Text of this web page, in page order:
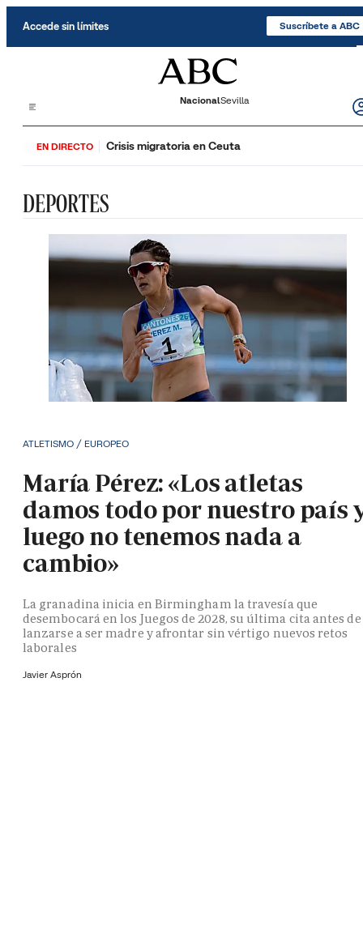
Accede sin límites Suscríbete a ABC
NacionalSevilla
EN DIRECTO Crisis migratoria en Ceuta
DEPORTES
ATLETISMO / EUROPEO
María Pérez: «Los atletas
damos todo por nuestro país
luego no tenemos nada a
cambio»
La granadina inicia en Birmingham la travesía que
desembocará en los Juegos de 2028, su última cita antes de
lanzarse a ser madre y afrontar sin vértigo nuevos retos
laborales
Javier Asprón